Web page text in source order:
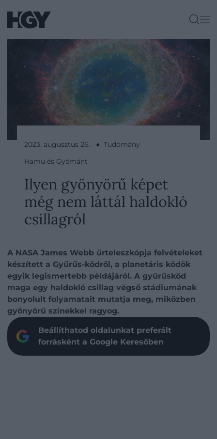
2023. augusztus 26. ● Tudomány
Hamu és Gyémánt
Ilyen gyönyörű képet
még nem láttál haldokló
csillagról
A NASA James Webb űrteleszkópja felvételeket
készített a Gyűrűs-ködről, a planetáris ködök
egyik legismertebb példájáról. A gyűrűsköd
maga egy haldokló csillag végső stádiumának
bonyolult folyamatait mutatja meg, miközben
gyönyörű színekkel ragyog.
Beállíthatod oldalunkat preferált
forrásként a Google Keresőben